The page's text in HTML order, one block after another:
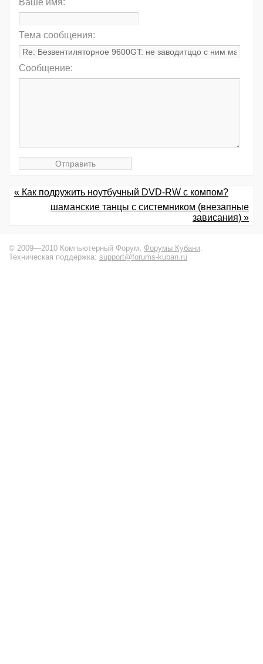
Ваше имя:
Тема сообщения:
Сообщение:
« Как подружить ноутбучный DVD-RW с компом?
шаманские танцы с системником (внезапные
зависания) »
© 2009—2010 Компьютерный Форум, Форумы Кубани.
Техническая поддержка: support@forums-kuban.ru